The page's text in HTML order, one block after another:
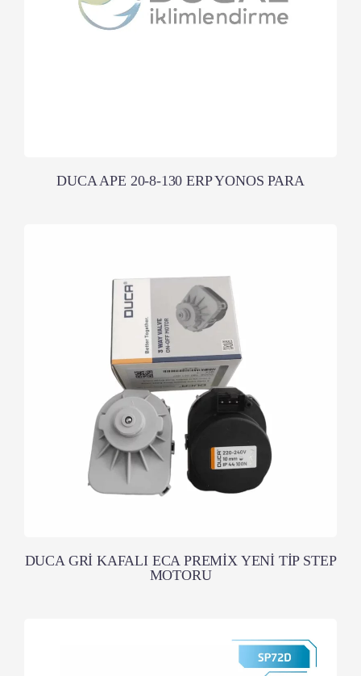
DUCA APE 20-8-130 ERP YONOS PARA
DUCA GRİ KAFALI ECA PREMİX YENİ TİP STEP
MOTORU